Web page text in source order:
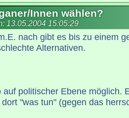
Innen wählen?
13.05.2004 15:05:29
nach gibt es bis zu einem
Alternativen.
auf politischer Ebene möglich.
"was tun" (gegen das